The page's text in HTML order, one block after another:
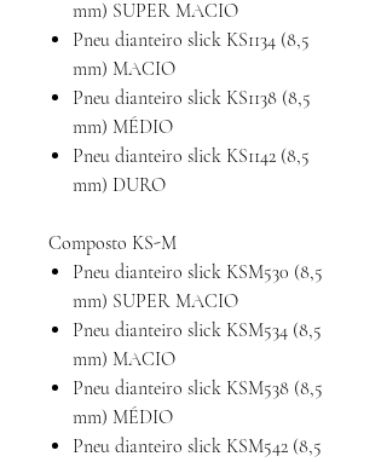
mm) SUPER MACIO
Pneu dianteiro slick KS1134 (8,5
mm) MACIO
Pneu dianteiro slick KS1138 (8,5
mm) MÉDIO
Pneu dianteiro slick KS1142 (8,5
mm) DURO
Composto KS-M
Pneu dianteiro slick KSM530 (8,5
mm) SUPER MACIO
Pneu dianteiro slick KSM534 (8,5
mm) MACIO
Pneu dianteiro slick KSM538 (8,5
mm) MÉDIO
Pneu dianteiro slick KSM542 (8,5